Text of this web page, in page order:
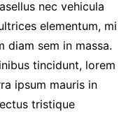
nec vehicula
elementum, mi
diam sem in massa.
tincidunt, lorem
ipsum mauris in
tristique